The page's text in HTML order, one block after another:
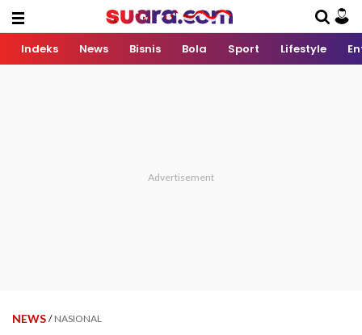
Indeks News Bisnis Bola Sport Lifestyle
NEWS / NASIONAL